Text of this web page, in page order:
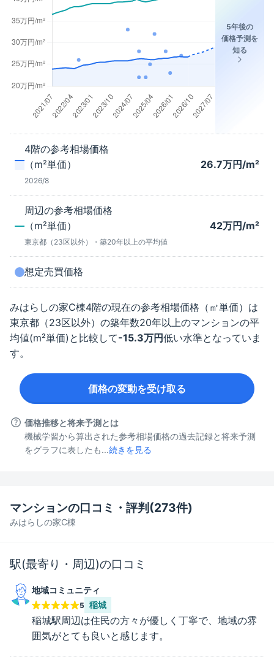
5年後の
価格予測を
知る
4階の参考相場価格
（m²単価）
2026/8
26.7万円/m²
周辺の参考相場価格
（m²単価）
東京都（23区以外） ・築20年以上の平均値
42万円/m²
想定売買価格
みはらしの家C棟4階の現在の参考相場価格（㎡単価）は
東京都（23区以外） の築年数20年以上のマンションの平
均値(m²単価)と比較して-15.3万円低い水準となっていま
す。
価格の変動を受け取る
価格推移と将来予測とは
機械学習から算出された参考相場価格の過去記録と将来予測
をグラフに表したも...続きを見る
みはらしの家C棟
マンションの口コミ・評判(273件)
駅(最寄り・周辺)の口コミ
地域コミュニティ
5 稲城
稲城駅周辺は住民の方々が優しく丁寧で、地域の雰
囲気がとても良いと感じます。